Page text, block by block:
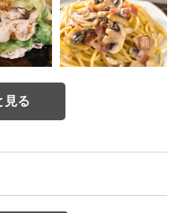
見る